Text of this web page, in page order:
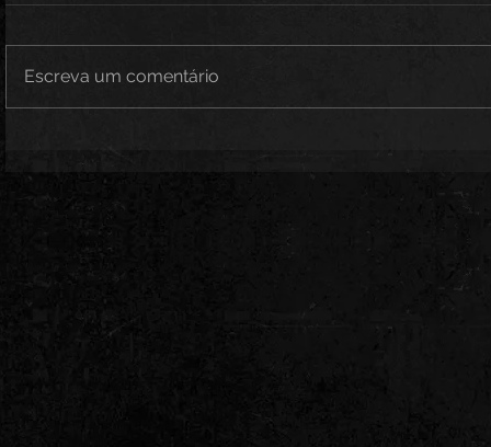
Escreva um comentário